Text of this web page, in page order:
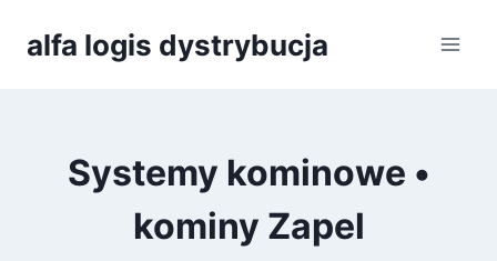
alfa logis dystrybucja
Systemy kominowe •
kominy Zapel